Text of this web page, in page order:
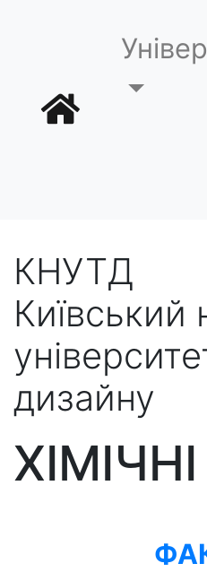
КНУТД
Київський
дизайну